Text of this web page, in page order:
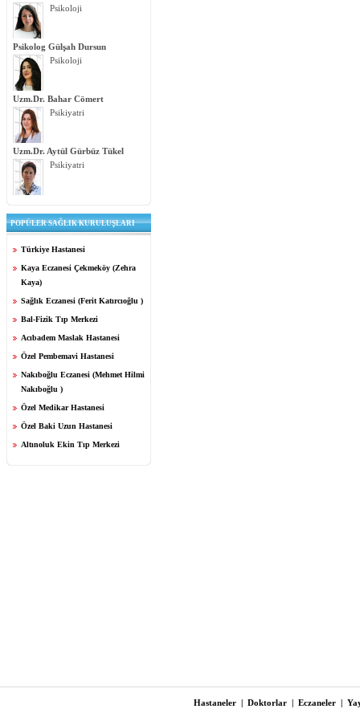
Psikoloji
Psikolog Gülşah Dursun
Psikoloji
Uzm.Dr. Bahar Cömert
Psikiyatri
Uzm.Dr. Aytül Gürbüz Tükel
Psikiyatri
POPÜLER SAĞLIK KURULUŞLARI
Türkiye Hastanesi
Kaya Eczanesi Çekmeköy (Zehra
Kaya)
Sağlık Eczanesi (Ferit Katırcıoğlu )
Bal-Fizik Tıp Merkezi
Acıbadem Maslak Hastanesi
Özel Pembemavi Hastanesi
Nakıboğlu Eczanesi (Mehmet Hilmi
Nakıboğlu )
Özel Medikar Hastanesi
Özel Baki Uzun Hastanesi
Altınoluk Ekin Tıp Merkezi
Hastaneler | Doktorlar | Eczaneler |